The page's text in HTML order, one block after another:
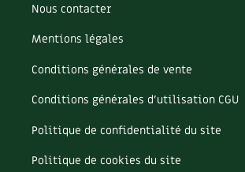
Rose
Rutabaga (ou Chou-navet)
Sac
Salade
Santé
Sarrasin
Sciences participatives
Nous contacter
Mentions légales
Conditions générales de vente
Conditions générales d’utilisation CGU
Politique de confidentialité du site
Politique de cookies du site